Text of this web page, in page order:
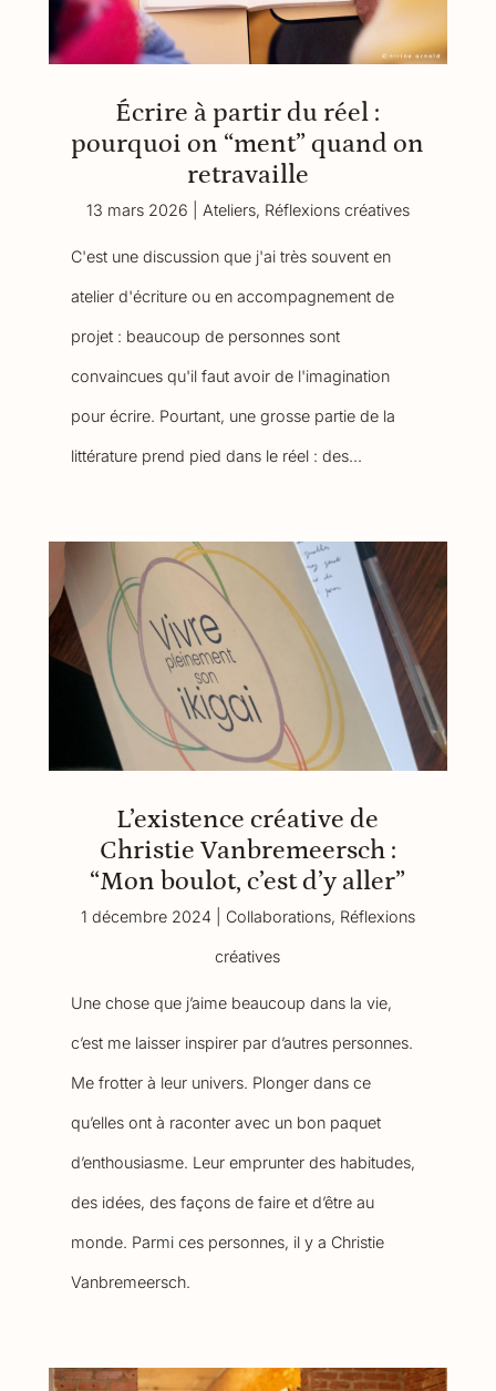
Écrire à partir du réel :
pourquoi on “ment” quand on
retravaille
13 mars 2026 Ateliers, Réflexions créatives
C'est une discussion que j'ai très souvent en
atelier d'écriture ou en accompagnement de
projet : beaucoup de personnes sont
convaincues qu'il faut avoir de l'imagination
pour écrire. Pourtant, une grosse partie de la
littérature prend pied dans le réel : des...
L’existence créative de
Christie Vanbremeersch :
“Mon boulot, c’est d’y aller”
1 décembre 2024| Collaborations, Réflexions
créatives
Une chose que j’aime beaucoup dans la vie,
c’est me laisser inspirer par d’autres personnes.
Me frotter à leur univers. Plonger dans ce
qu’elles ont à raconter avec un bon paquet
d’enthousiasme. Leur emprunter des habitudes,
des idées, des façons de faire et d’être au
monde. Parmi ces personnes, il y a Christie
Vanbremeersch.